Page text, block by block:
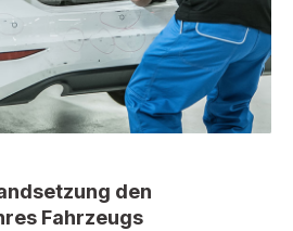
den
Fahrzeugs